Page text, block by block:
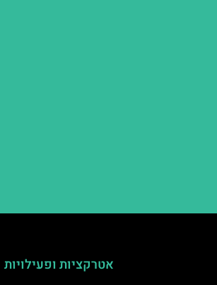
אטרקציות ופעילויות